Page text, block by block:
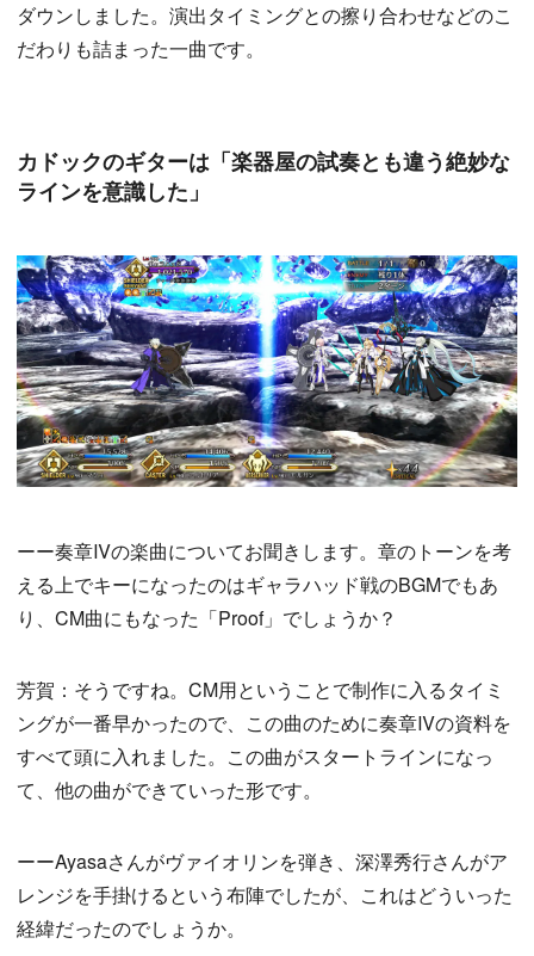
ダウンしました。演出タイミングとの擦り合わせなどのこ
だわりも詰まった一曲です。
カドックのギターは「楽器屋の試奏とも違う絶妙な
ラインを意識した」
ーー奏章Ⅳの楽曲についてお聞きします。章のトーンを考
える上でキーになったのはギャラハッド戦のBGMでもあ
り、CM曲にもなった「Proof」でしょうか？
芳賀：そうですね。CM用ということで制作に入るタイミ
ングが一番早かったので、この曲のために奏章Ⅳの資料を
すべて頭に入れました。この曲がスタートラインになっ
て、他の曲ができていった形です。
ーーAyasaさんがヴァイオリンを弾き、深澤秀行さんがア
レンジを手掛けるという布陣でしたが、これはどういった
経緯だったのでしょうか。